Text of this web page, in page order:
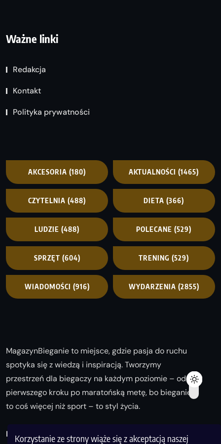
Korzystanie ze strony wiąże się z akceptacją naszej
Ważne linki
Redakcja
Kontakt
Polityka prywatności
AKCESORIA (180) AKTUALNOŚCI (1465)
CZYTELNIA (488) DIETA (366)
LUDZIE (488) POLECANE (529)
SPRZĘT (604) TRENING (529)
WIADOMOŚCI (916) WYDARZENIA (2855)
MagazynBieganie to miejsce, gdzie pasja do ruchu
spotyka się z wiedzą i inspiracją. Tworzymy
przestrzeń dla biegaczy na każdym poziomie – od
pierwszego kroku po maratońską metę, bo bieganie
to coś więcej niż sport – to styl życia.
Biegaj z nami i odkrywaj swoją najlepszą wersję!